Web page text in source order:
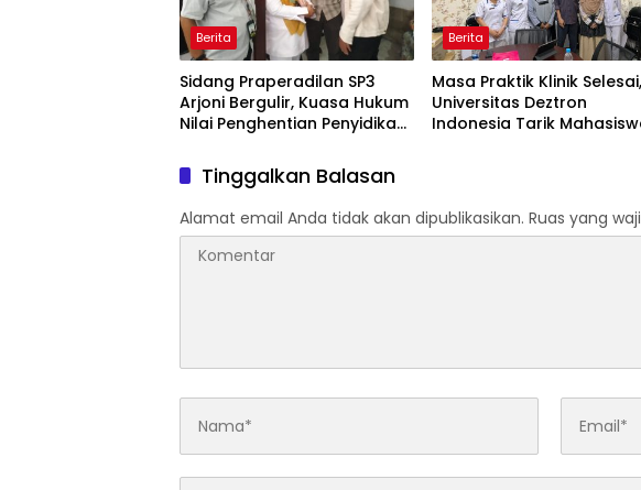
Berita
Sidang Praperadilan SP3
Arjoni Bergulir, Kuasa Hukum
Nilai Penghentian Penyidikan
Berita
Masa Praktik Klinik Selesai,
Universitas Deztron
Indonesia Tarik
Tinggalkan Balasan
Alamat email Anda tidak akan dipublikasikan. Ruas yang